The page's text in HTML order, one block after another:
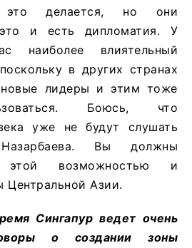
это делается, но они
и есть дипломатия. У
наиболее влиятельный
в других странах
лидеры и этим тоже
Боюсь, что
уже не будут слушать
Вы должны
этой возможностью и
Центральной Азии.
Сингапур ведет очень
о создании зоны